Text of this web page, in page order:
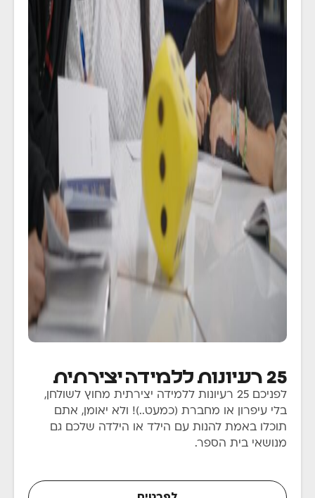
25 רעיונות ללמידה יצירתית
לפניכם 25 רעיונות ללמידה יצירתית מחוץ לשולחן,
בלי עיפרון או מחברת (כמעט..)! ולא יאומן, אתם
תוכלו באמת להנות עם הילד או הילדה שלכם גם
מנושאי בית הספר.